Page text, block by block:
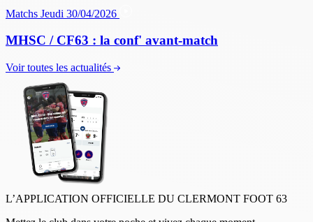
Matchs Jeudi 30/04/2026
MHSC / CF63 : la conf' avant-match
Voir toutes les actualités
L’APPLICATION OFFICIELLE DU CLERMONT FOOT 63